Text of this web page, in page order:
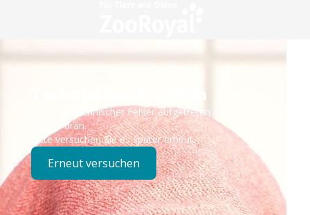
Technisches Problem
Es ist ein technischer Fehler aufgetreten – wir sind
bereits dran.
Bitte versuchen Sie es später erneut.
Erneut versuchen